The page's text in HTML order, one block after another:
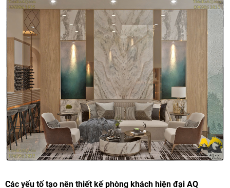
Các yếu tố tạo nên thiết kế phòng khách hiện đại AQ